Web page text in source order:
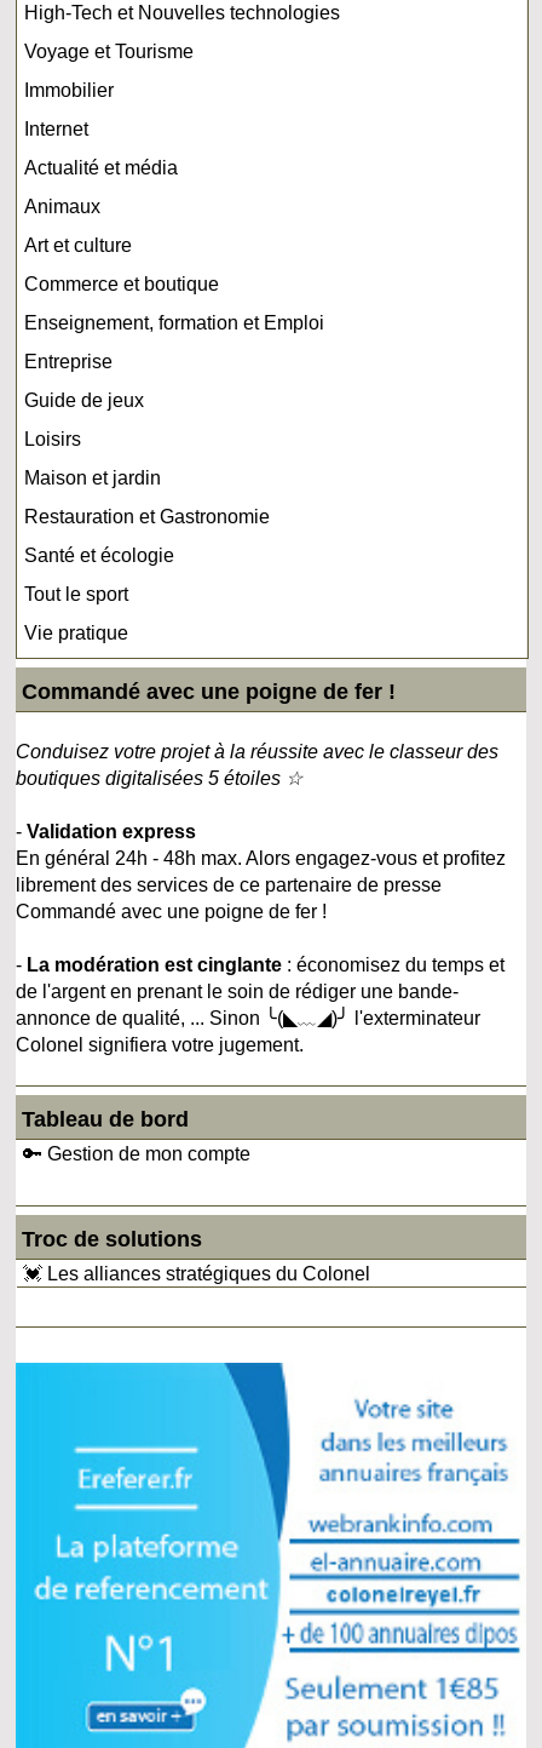
High-Tech et Nouvelles technologies
Voyage et Tourisme
Immobilier
Internet
Actualité et média
Animaux
Art et culture
Commerce et boutique
Enseignement, formation et Emploi
Entreprise
Guide de jeux
Loisirs
Maison et jardin
Restauration et Gastronomie
Santé et écologie
Tout le sport
Vie pratique
Commandé avec une poigne de fer !
Conduisez votre projet à la réussite avec le classeur des
boutiques digitalisées 5 étoiles ☆
-Validation express
En général 24h - 48h max. Alors engagez-vous et profitez
librement des services de ce partenaire de presse
Commandé avec une poigne de fer !
- La modération est cinglante : économisez du temps et
de l'argent en prenant le soin de rédiger une bande-
annonce de qualité, ... Sinon ╰(◣﹏◢)╯ l'exterminateur
Colonel signifiera votre jugement.
Tableau de bord
🔑 Gestion de mon compte
Troc de solutions
💓 Les alliances stratégiques du Colonel